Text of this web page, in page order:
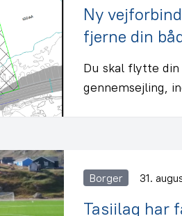
Ny
fjerne din
Du skal flytte
gennemsejling,
Borger 31.
Tasiilaq har